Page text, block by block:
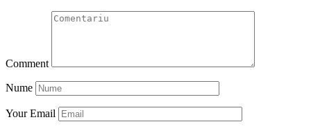
Comment
Nume
Your Email